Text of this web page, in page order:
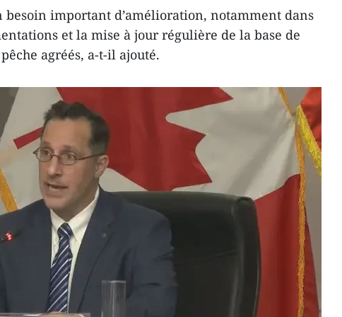
important d’amélioration, notamment dans
et la mise à jour régulière de la base de
agréés, a-t-il ajouté.